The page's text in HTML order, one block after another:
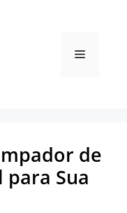
Menu
de
para Sua